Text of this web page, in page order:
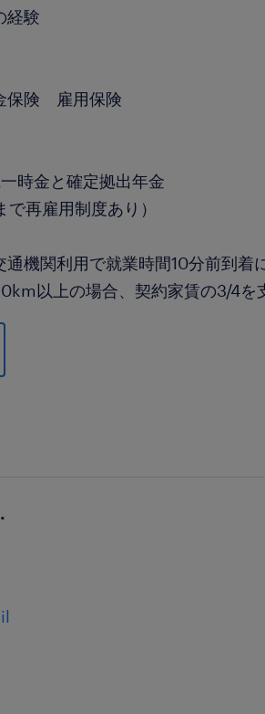
経験
保険 雇用保険
時金と確定拠出年金
再雇用制度あり）
通機関利用で就業時間10分前到着
以上の場合、契約家賃の3/4を
合＝4万円、同居の扶養家族帯同
、同居の扶養家族帯同の場合＝6
助支給条件に該当される方のみ、
祝） 年間有給休暇17日～20日（
末年始休暇（9日）
の実務経験、改善業務の経験 ・機
な知識 ２）電気・ソフト系 ・設備
知識及び3年以